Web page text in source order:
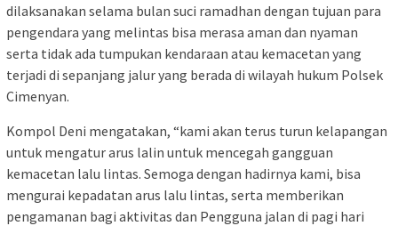
dilaksanakan selama bulan suci ramadhan dengan tujuan para
pengendara yang melintas bisa merasa aman dan nyaman
serta tidak ada tumpukan kendaraan atau kemacetan yang
terjadi di sepanjang jalur yang berada di wilayah hukum Polsek
Cimenyan.
Kompol Deni mengatakan, “kami akan terus turun kelapangan
untuk mengatur arus lalin untuk mencegah gangguan
kemacetan lalu lintas. Semoga dengan hadirnya kami, bisa
mengurai kepadatan arus lalu lintas, serta memberikan
pengamanan bagi aktivitas dan Pengguna jalan di pagi hari